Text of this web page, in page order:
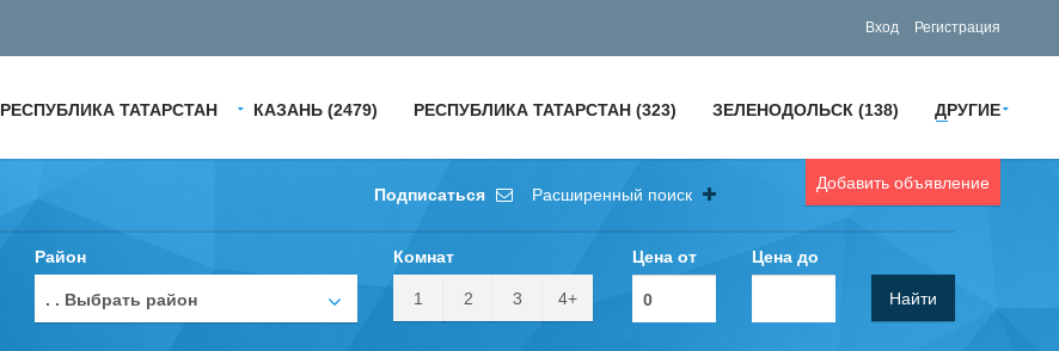
Вход Регистрация
РЕСПУБЛИКА ТАТАРСТАН КАЗАНЬ (2479) РЕСПУБЛИКА ТАТАРСТАН (323) ЗЕЛЕНОДОЛЬСК (138) ДРУГИЕ
Добавить объявление
Подписаться Расширенный поиск
Район
. . Выбрать район
Комнат
1 2 3 4+
Цена от Цена до
Найти